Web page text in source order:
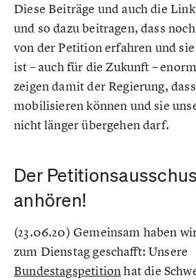
Diese Beiträge und auch die
und so dazu beitragen, dass
von der Petition erfahren und
ist – auch für die Zukunft –
zeigen damit der Regierung,
mobilisieren können und sie
nicht länger übergehen darf.
Der
anhören!
(23.06.20) Gemeinsam haben
zum Dienstag geschafft: Unsere
Bundestagspetitionhat die